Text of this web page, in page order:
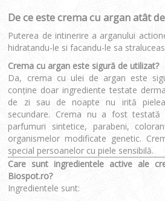
De ce este crema cu argan atât
Puterea de intinerire a arganului
hidratandu-le si facandu-le sa
Crema cu argan este sigură de utilizat?
Da, crema cu ulei de argan este
conține doar ingrediente testate
de zi sau de noapte nu irită
secundare. Crema nu a fost
parfumuri sintetice, parabeni,
organismelor modificate genetic.
special persoanelor cu piele sensibilă.
Care sunt ingredientele active ale
Biospot.ro?
Ingredientele sunt: